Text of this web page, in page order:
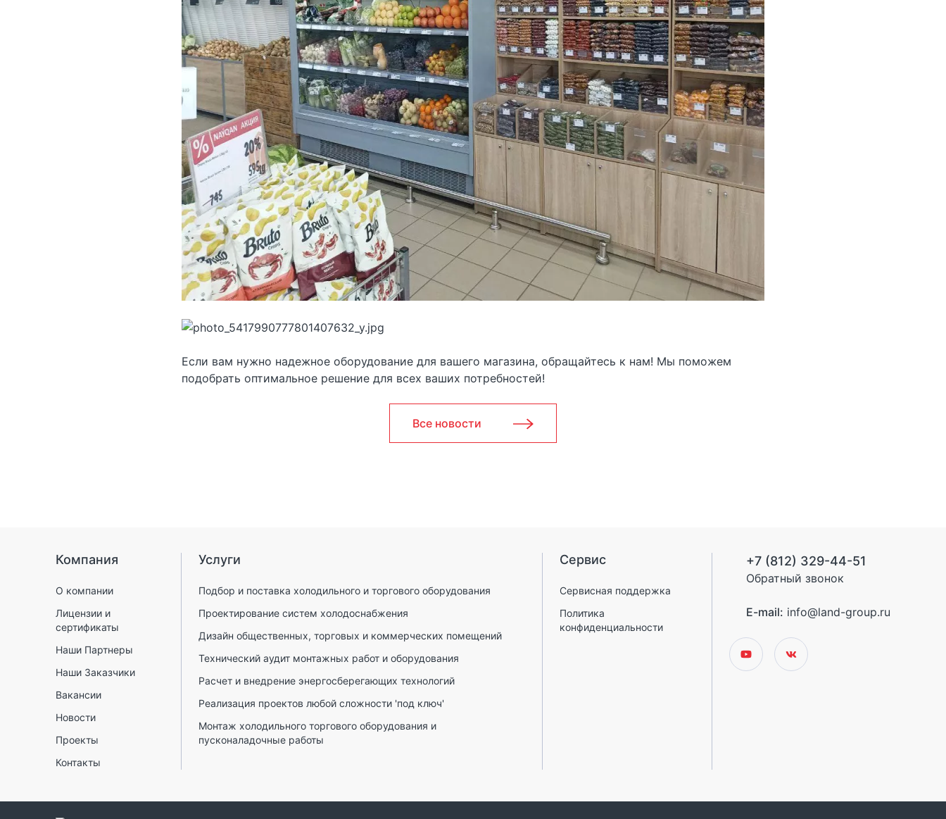
Если вам нужно надежное оборудование для вашего магазина, обращайтесь к нам! Мы поможем
подобрать оптимальное решение для всех ваших потребностей!
Все новости
Компания
О компании
Лицензии и
сертификаты
Наши Партнеры
Наши Заказчики
Вакансии
Новости
Проекты
Контакты
Услуги
Подбор и поставка холодильного и торгового оборудования
Проектирование систем холодоснабжения
Дизайн общественных, торговых и коммерческих помещений
Технический аудит монтажных работ и оборудования
Расчет и внедрение энергосберегающих технологий
Реализация проектов любой сложности 'под ключ'
Монтаж холодильного торгового оборудования и
пусконаладочные работы
Сервис
Cервисная поддержка
Политика
конфиденциальности
+7 (812) 329-44-51
Обратный звонок
E-mail: info@land-group.ru